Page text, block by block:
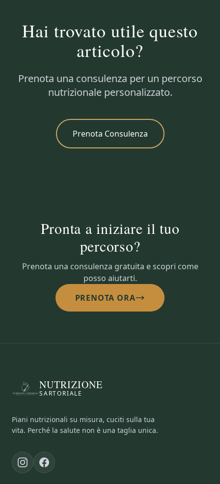
Hai trovato utile questo
articolo?
Prenota una consulenza per un percorso
nutrizionale personalizzato.
Prenota Consulenza
Pronta a iniziare il tuo
percorso?
Prenota una consulenza gratuita e scopri come
posso aiutarti.
PRENOTA ORA
NUTRIZIONE
SARTORIALE
Piani nutrizionali su misura, cuciti sulla tua
vita. Perché la salute non è una taglia unica.